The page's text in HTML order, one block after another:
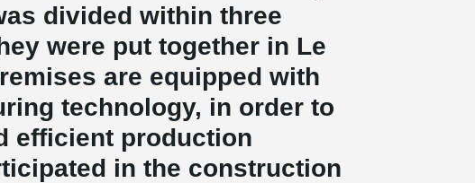
divided within three
were put together in Le
are equipped with
technology, in order to
efficient production
in the construction